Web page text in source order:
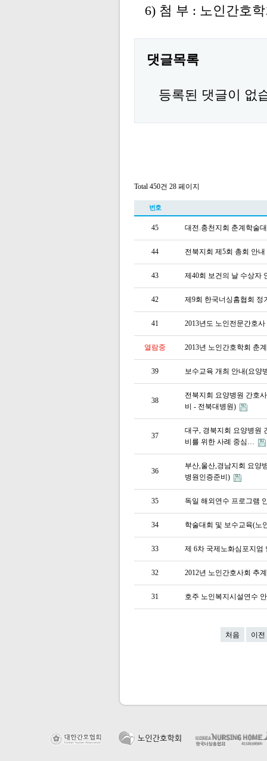
6) 첨 부 : 노인간호
댓글목록
등록된 댓글이 없
Total 450건 28 페이지
번호
45 대전.충천지회 춘계학술
44 전북지회 제5회 총회 안내
43 제40회 보건의 날 수상자
42 제9회 한국너싱홈협회 정
41 2013년도 노인전문간호
열람중 2013년 노인간호학회 춘
39 보수교육 개최 안내(요양
38
전북지회 요양병원 간호
비 - 전북대병원)
37
대구, 경북지회 요양병원
비를 위한 사례 중심…
36
부산,울산,경남지회 요양
병원인증준비)
35 독일 해외연수 프로그램
34 학술대회 및 보수교육(노
33 제 6차 국제노화심포지엄
32 2012년 노인간호사회 추
31 호주 노인복지시설연수
처음 이전